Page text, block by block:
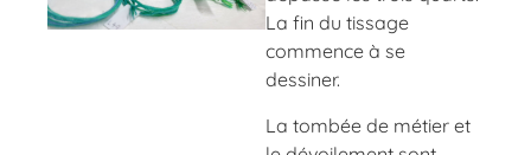
La fin du tissage
commence à se
dessiner.
La tombée de métier et